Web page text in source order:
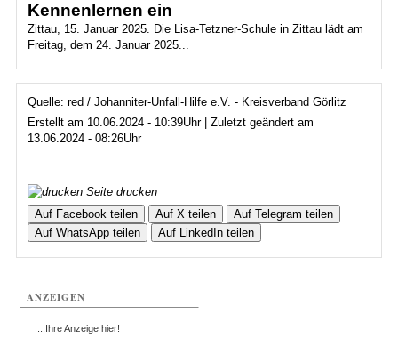
Kennenlernen ein
Zittau, 15. Januar 2025. Die Lisa-Tetzner-Schule in Zittau lädt am
Freitag, dem 24. Januar 2025...
Quelle: red / Johanniter-Unfall-Hilfe e.V. - Kreisverband Görlitz
Erstellt am 10.06.2024 - 10:39Uhr | Zuletzt geändert am
13.06.2024 - 08:26Uhr
Seite drucken
Auf Facebook teilen
Auf X teilen
Auf Telegram teilen
Auf WhatsApp teilen
Auf LinkedIn teilen
ANZEIGEN
...Ihre Anzeige hier!